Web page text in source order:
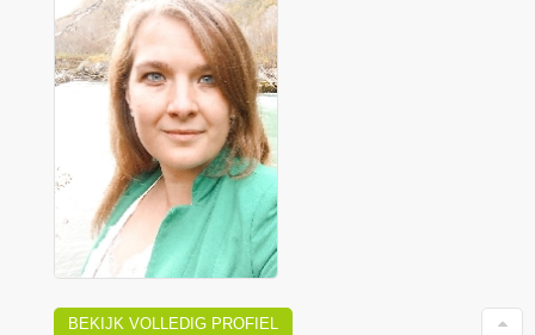
BEKIJK VOLLEDIG PROFIEL